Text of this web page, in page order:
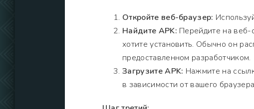
Откройте веб-браузер:
Найдите APK: Перейдите на веб-
хотите установить. Обычно он
предоставленном разработчиком.
Загрузите APK: Нажмите на
в зависимости от вашего